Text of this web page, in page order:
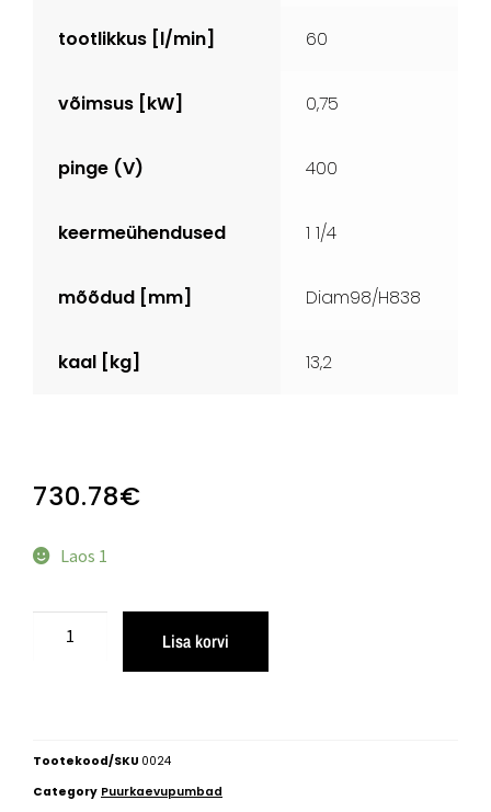
tootlikkus [l/min] 60
võimsus [kW] 0,75
pinge (V) 400
keermeühendused 1 1/4
mõõdud [mm] Diam98/H838
kaal [kg] 13,2
730.78€
Laos 1
Lisa korvi
Tootekood/SKU 0024
Category Puurkaevupumbad